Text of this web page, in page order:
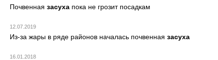
Почвенная засуха пока не грозит посадкам
12.07.2019
Из-за жары в ряде районов началась почвенная засуха
16.01.2018